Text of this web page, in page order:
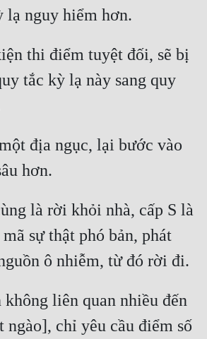
lạ nguy hiểm hơn.
thi điểm tuyệt đối, sẽ bị
tắc kỳ lạ này sang quy
địa ngục, lại bước vào
hơn.
là rời khỏi nhà, cấp S là
sự thật phó bản, phát
ô nhiễm, từ đó rời đi.
không liên quan nhiều đến
ngào], chỉ yêu cầu điểm số